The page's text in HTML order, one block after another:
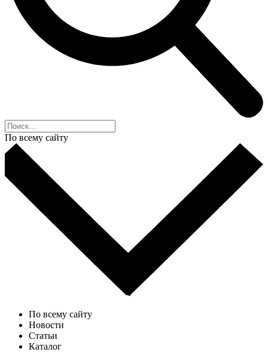
По всему сайту
По всему сайту
Новости
Статьи
Каталог